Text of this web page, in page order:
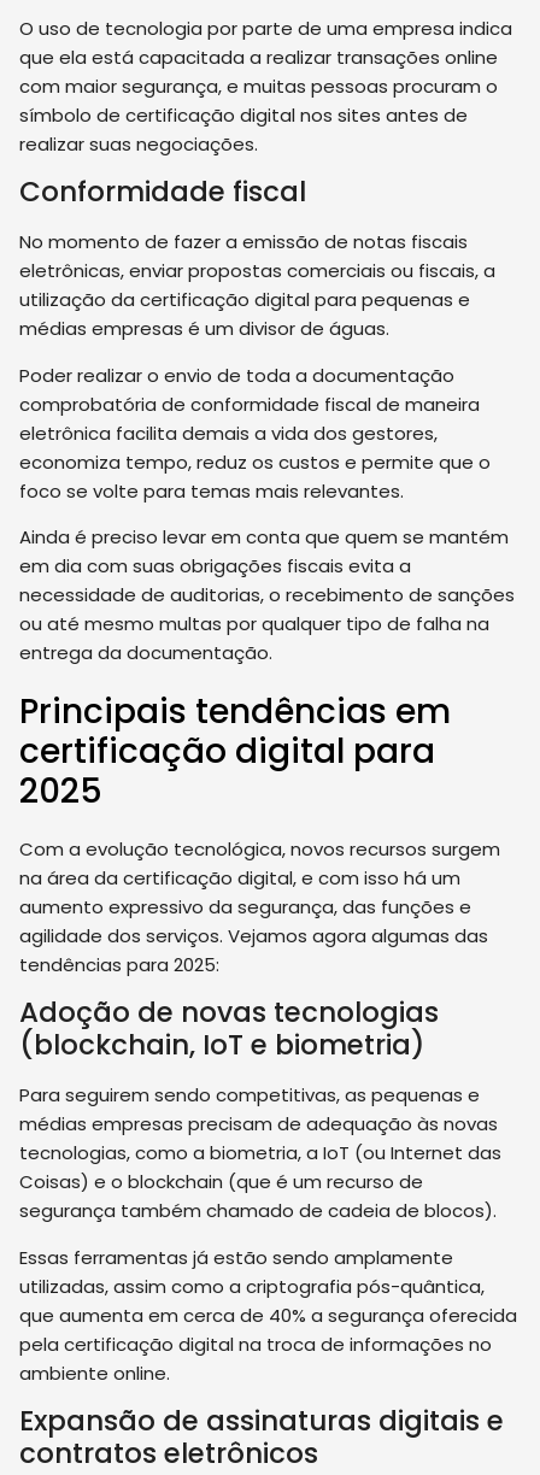
O uso de tecnologia por parte de uma empresa indica
que ela está capacitada a realizar transações online
com maior segurança, e muitas pessoas procuram o
símbolo de certificação digital nos sites antes de
realizar suas negociações.
Conformidade fiscal
No momento de fazer a emissão de notas fiscais
eletrônicas, enviar propostas comerciais ou fiscais, a
utilização da certificação digital para pequenas e
médias empresas é um divisor de águas.
Poder realizar o envio de toda a documentação
comprobatória de conformidade fiscal de maneira
eletrônica facilita demais a vida dos gestores,
economiza tempo, reduz os custos e permite que o
foco se volte para temas mais relevantes.
Ainda é preciso levar em conta que quem se mantém
em dia com suas obrigações fiscais evita a
necessidade de auditorias, o recebimento de sanções
ou até mesmo multas por qualquer tipo de falha na
entrega da documentação.
Principais tendências em
certificação digital para
2025
Com a evolução tecnológica, novos recursos surgem
na área da certificação digital, e com isso há um
aumento expressivo da segurança, das funções e
agilidade dos serviços. Vejamos agora algumas das
tendências para 2025:
Adoção de novas tecnologias
(blockchain, IoT e biometria)
Para seguirem sendo competitivas, as pequenas e
médias empresas precisam de adequação às novas
tecnologias, como a biometria, a IoT (ou Internet das
Coisas) e o blockchain (que é um recurso de
segurança também chamado de cadeia de blocos).
Essas ferramentas já estão sendo amplamente
utilizadas, assim como a criptografia pós-quântica,
que aumenta em cerca de 40% a segurança oferecida
pela certificação digital na troca de informações no
ambiente online.
Expansão de assinaturas digitais e
contratos eletrônicos